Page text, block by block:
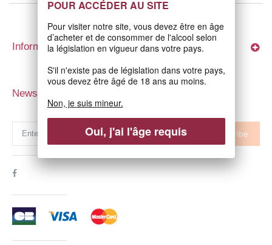
Information
Newsletter
Subscribe
POUR ACCÉDER AU SITE
Pour visiter notre site, vous devez être en âge
d’acheter et de consommer de l'alcool selon
la législation en vigueur dans votre pays.
S'il n'existe pas de législation dans votre pays,
vous devez être âgé de 18 ans au moins.
Non, je suis mineur.
Oui, j'ai l'âge requis